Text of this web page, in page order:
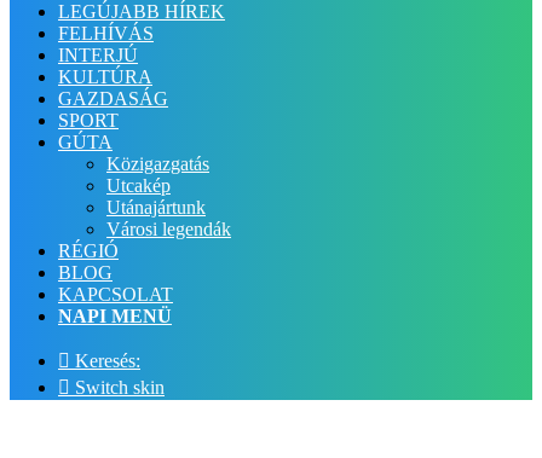
LEGÚJABB HÍREK
FELHÍVÁS
INTERJÚ
KULTÚRA
GAZDASÁG
SPORT
GÚTA
Közigazgatás
Utcakép
Utánajártunk
Városi legendák
RÉGIÓ
BLOG
KAPCSOLAT
NAPI MENÜ
Keresés:
Switch skin